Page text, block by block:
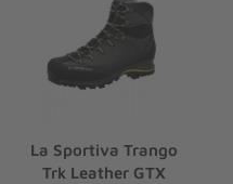
La Sportiva Trango
Trk Leather GTX